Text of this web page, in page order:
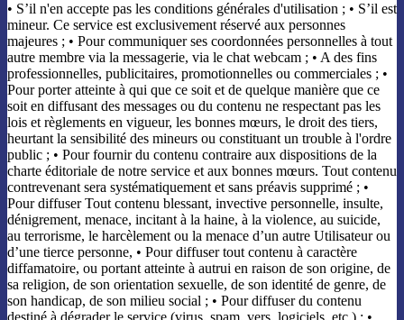
• S’il n'en accepte pas les conditions générales d'utilisation ; • S’il est
mineur. Ce service est exclusivement réservé aux personnes
majeures ; • Pour communiquer ses coordonnées personnelles à tout
autre membre via la messagerie, via le chat webcam ; • A des fins
professionnelles, publicitaires, promotionnelles ou commerciales ; •
Pour porter atteinte à qui que ce soit et de quelque manière que ce
soit en diffusant des messages ou du contenu ne respectant pas les
lois et règlements en vigueur, les bonnes mœurs, le droit des tiers,
heurtant la sensibilité des mineurs ou constituant un trouble à l'ordre
public ; • Pour fournir du contenu contraire aux dispositions de la
charte éditoriale de notre service et aux bonnes mœurs. Tout contenu
contrevenant sera systématiquement et sans préavis supprimé ; •
Pour diffuser Tout contenu blessant, invective personnelle, insulte,
dénigrement, menace, incitant à la haine, à la violence, au suicide,
au terrorisme, le harcèlement ou la menace d’un autre Utilisateur ou
d’une tierce personne, • Pour diffuser tout contenu à caractère
diffamatoire, ou portant atteinte à autrui en raison de son origine, de
sa religion, de son orientation sexuelle, de son identité de genre, de
son handicap, de son milieu social ; • Pour diffuser du contenu
destiné à dégrader le service (virus, spam, vers, logiciels, etc.) ; •